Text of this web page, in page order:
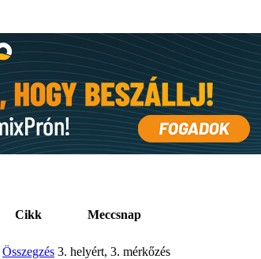
Cikk Meccsnap
Összegzés 3. helyért, 3. mérkőzés